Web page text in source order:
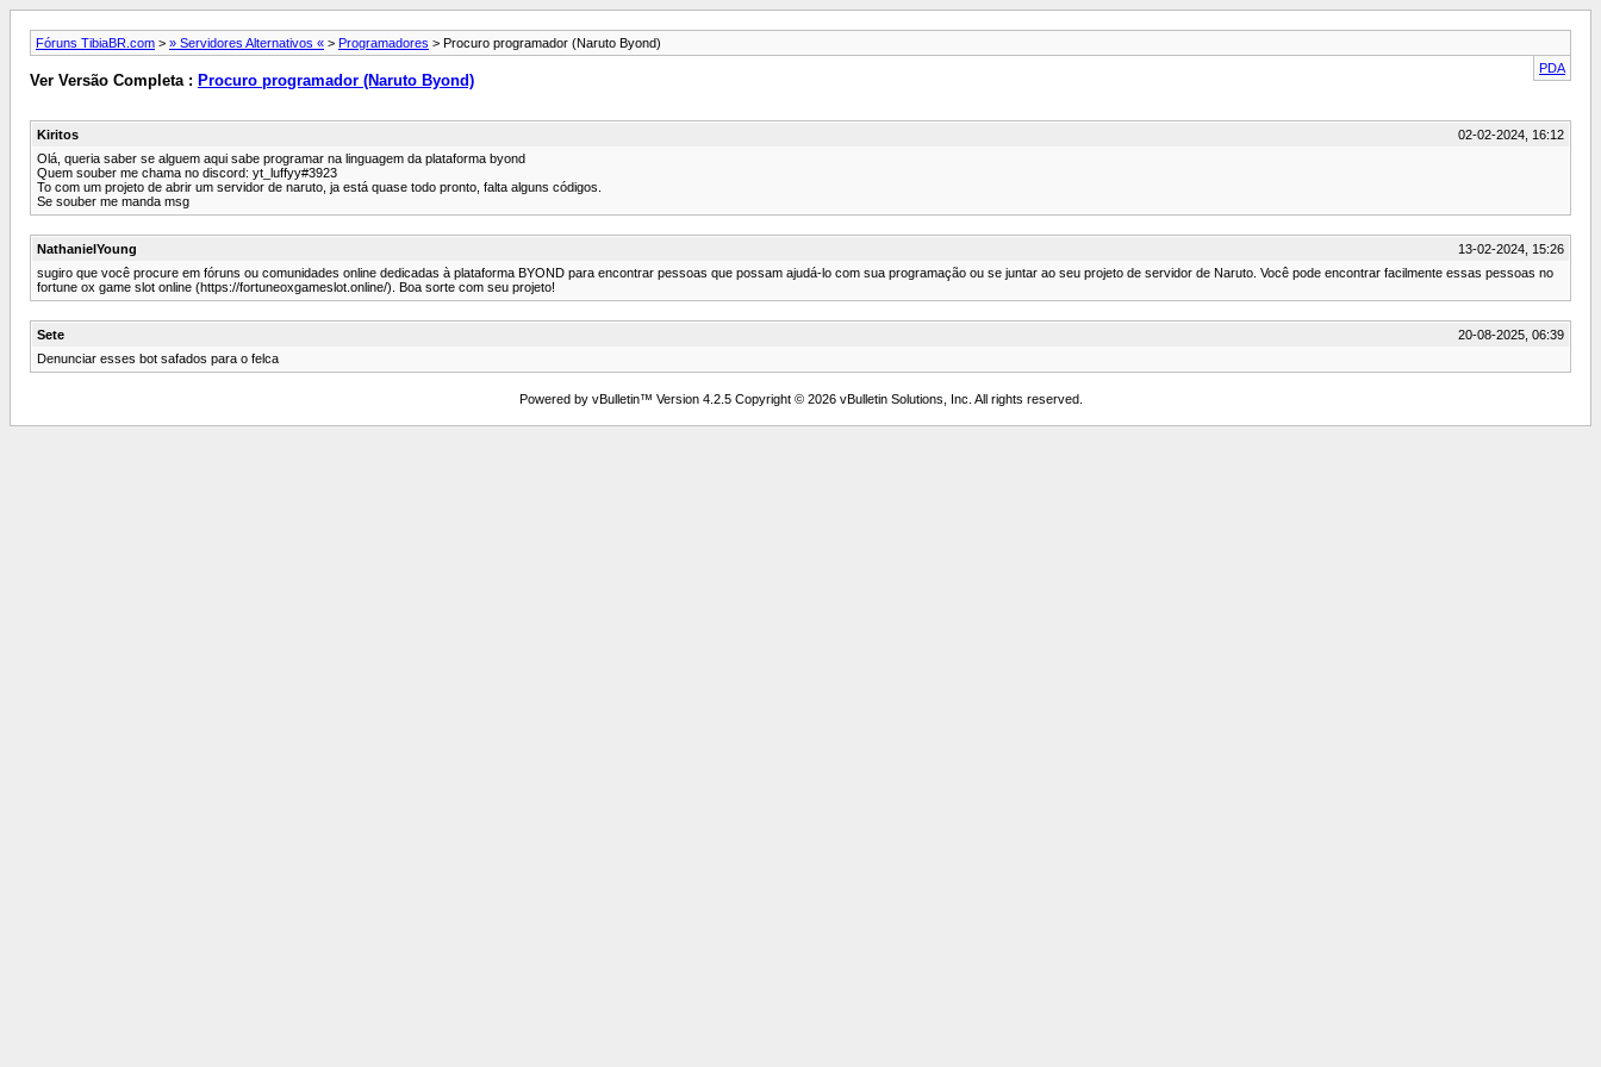
Fóruns TibiaBR.com > » Servidores Alternativos « > Programadores > Procuro programador (Naruto Byond)
PDA
Ver Versão Completa : Procuro programador (Naruto Byond)
Kiritos
02-02-2024, 16:12
Olá, queria saber se alguem aqui sabe programar na linguagem da plataforma byond
Quem souber me chama no discord: yt_luffyy#3923
To com um projeto de abrir um servidor de naruto, ja está quase todo pronto, falta alguns códigos.
Se souber me manda msg
NathanielYoung
13-02-2024, 15:26
sugiro que você procure em fóruns ou comunidades online dedicadas à plataforma BYOND para encontrar pessoas que possam ajudá-lo com sua programação ou se juntar ao seu projeto de servidor de Naruto. Você pode encontrar facilmente essas pessoas no
fortune ox game slot online (https://fortuneoxgameslot.online/). Boa sorte com seu projeto!
Sete
20-08-2025, 06:39
Denunciar esses bot safados para o felca
Powered by vBulletin™ Version 4.2.5 Copyright © 2026 vBulletin Solutions, Inc. All rights reserved.